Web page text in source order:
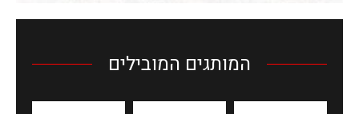
המותגים המובילים